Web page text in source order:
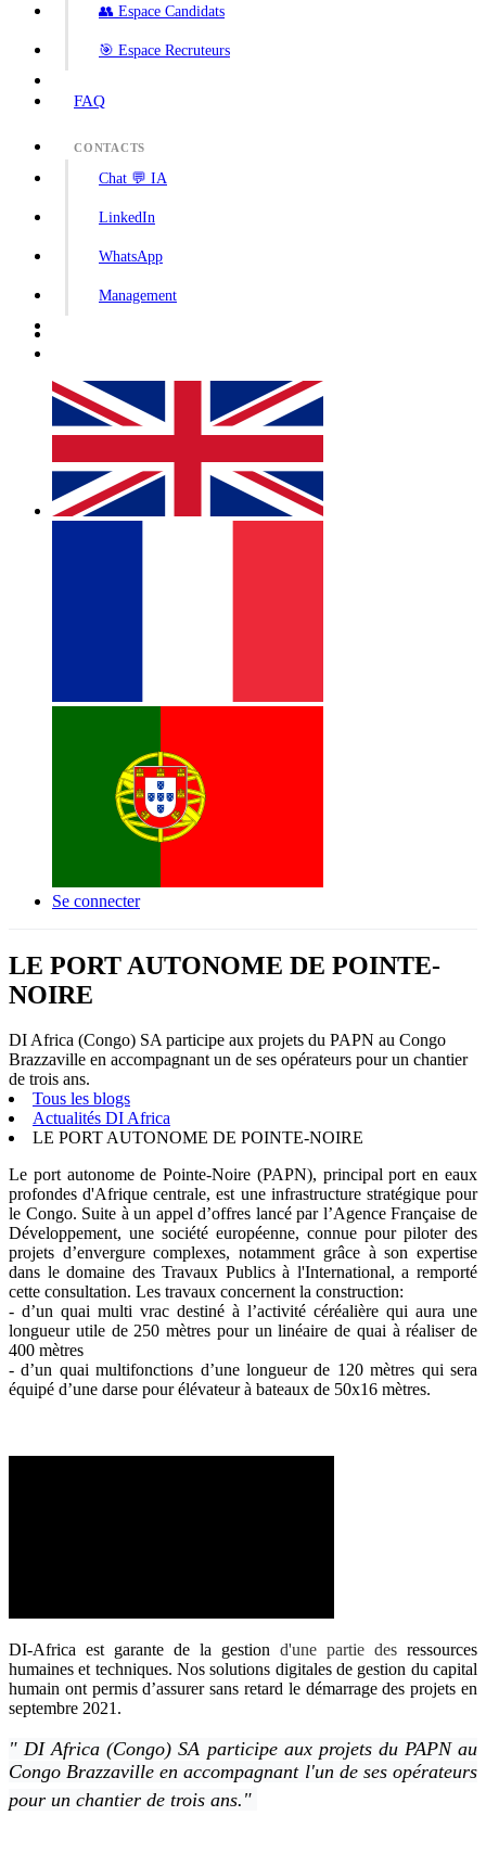
👥 Espace Candidats
🎯 Espace Recruteurs
FAQ
CONTACTS
Chat 💬 IA
LinkedIn
WhatsApp
Management
Se connecter
LE PORT AUTONOME DE POINTE-
NOIRE
DI Africa (Congo) SA participe aux projets du PAPN au Congo
Brazzaville en accompagnant un de ses opérateurs pour un chantier
de trois ans.
Tous les blogs
Actualités DI Africa
LE PORT AUTONOME DE POINTE-NOIRE
Le port autonome de Pointe-Noire (PAPN), principal port en eaux
profondes d'Afrique centrale, est une infrastructure stratégique pour
le Congo. Suite à un appel d’offres lancé par l’Agence Française de
Développement, une société européenne, connue pour piloter des
projets d’envergure complexes, notamment grâce à son expertise
dans le domaine des Travaux Publics à l'International, a remporté
cette consultation. Les travaux concernent la construction:
- d’un quai multi vrac destiné à l’activité céréalière qui aura une
longueur utile de 250 mètres pour un linéaire de quai à réaliser de
400 mètres
- d’un quai multifonctions d’une longueur de 120 mètres qui sera
équipé d’une darse pour élévateur à bateaux de 50x16 mètres.
DI-Africa est garante de la gestion d'une partie des ressources
humaines et techniques. Nos solutions digitales de gestion du capital
humain ont permis d’assurer sans retard le démarrage des projets en
septembre 2021.
" DI Africa (Congo) SA participe aux projets du PAPN au
Congo Brazzaville en accompagnant l'un de ses opérateurs
pour un chantier de trois ans."